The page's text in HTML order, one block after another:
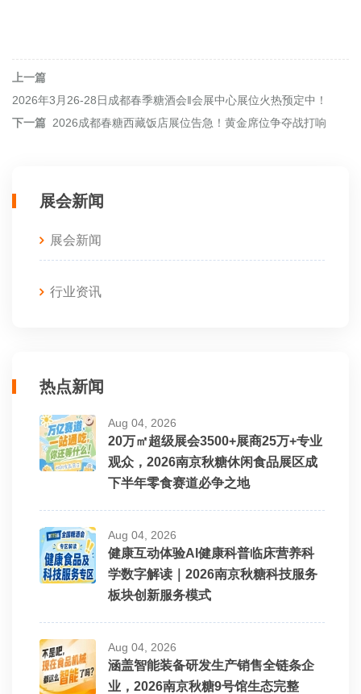
上一篇
2026年3月26-28日成都春季糖酒会‖会展中心展位火热预定中！
下一篇 2026成都春糖西藏饭店展位告急！黄金席位争夺战打响
展会新闻
展会新闻
行业资讯
热点新闻
Aug 04, 2026
20万㎡超级展会3500+展商25万+专业
观众，2026南京秋糖休闲食品展区成
下半年零食赛道必争之地
Aug 04, 2026
健康互动体验AI健康科普临床营养科
学数字解读｜2026南京秋糖科技服务
板块创新服务模式
Aug 04, 2026
涵盖智能装备研发生产销售全链条企
业，2026南京秋糖9号馆生态完整